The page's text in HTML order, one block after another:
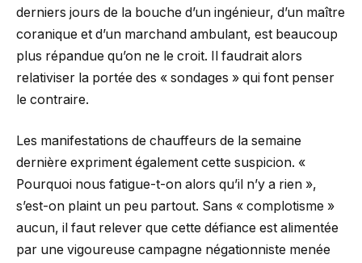
derniers jours de la bouche d’un ingénieur, d’un maître
coranique et d’un marchand ambulant, est beaucoup
plus répandue qu’on ne le croit. Il faudrait alors
relativiser la portée des « sondages » qui font penser
le contraire.
Les manifestations de chauffeurs de la semaine
dernière expriment également cette suspicion. «
Pourquoi nous fatigue-t-on alors qu’il n’y a rien »,
s’est-on plaint un peu partout. Sans « complotisme »
aucun, il faut relever que cette défiance est alimentée
par une vigoureuse campagne négationniste menée